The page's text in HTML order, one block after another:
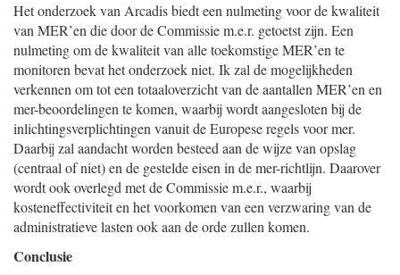
Het onderzoek van Arcadis biedt een nulmeting voor de kwaliteit
van MER’en die door de Commissie m.e.r. getoetst zijn. Een
nulmeting om de kwaliteit van alle toekomstige MER’en te
monitoren bevat het onderzoek niet. Ik zal de mogelijkheden
verkennen om tot een totaaloverzicht van de aantallen MER’en en
mer-beoordelingen te komen, waarbij wordt aangesloten bij de
inlichtingsverplichtingen vanuit de Europese regels voor mer.
Daarbij zal aandacht worden besteed aan de wijze van opslag
(centraal of niet) en de gestelde eisen in de mer-richtlijn. Daarover
wordt ook overlegd met de Commissie m.e.r., waarbij
kosteneffectiviteit en het voorkomen van een verzwaring van de
administratieve lasten ook aan de orde zullen komen.
Conclusie